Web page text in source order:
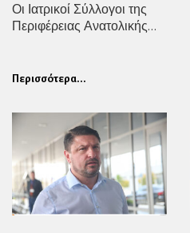
Οι Ιατρικοί Σύλλογοι της
Περιφέρειας Ανατολικής...
Περισσότερα...